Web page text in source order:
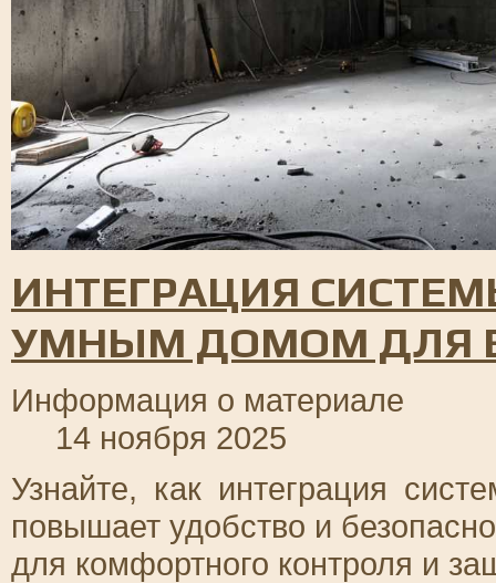
ИНТЕГРАЦИЯ
УМНЫМ ДОМОМ ДЛЯ
Информация о материале
14 ноября 2025
Узнайте, как интеграция
повышает удобство и
для комфортного контроля и